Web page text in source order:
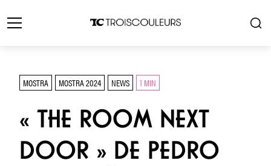
MOSTRA MOSTRA 2024 NEWS 1 MIN
« THE ROOM NEXT
DOOR » DE PEDRO